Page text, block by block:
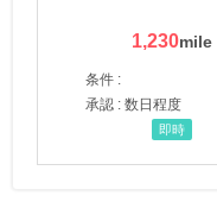
1,230
条件 :
承認 : 数日程度
即時